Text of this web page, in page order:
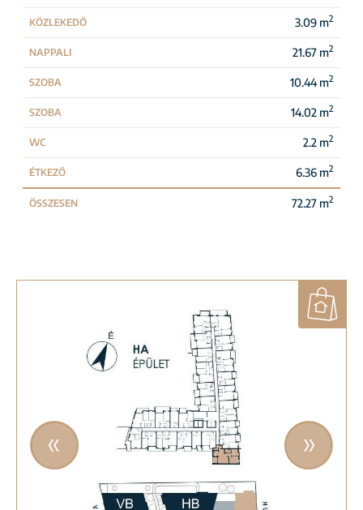
KÖZLEKEDŐ 3.09 m2
NAPPALI 21.67 m2
SZOBA 10.44 m2
SZOBA 14.02 m2
WC 2.2 m2
ÉTKEZŐ 6.36 m2
ÖSSZESEN 72.27 m2